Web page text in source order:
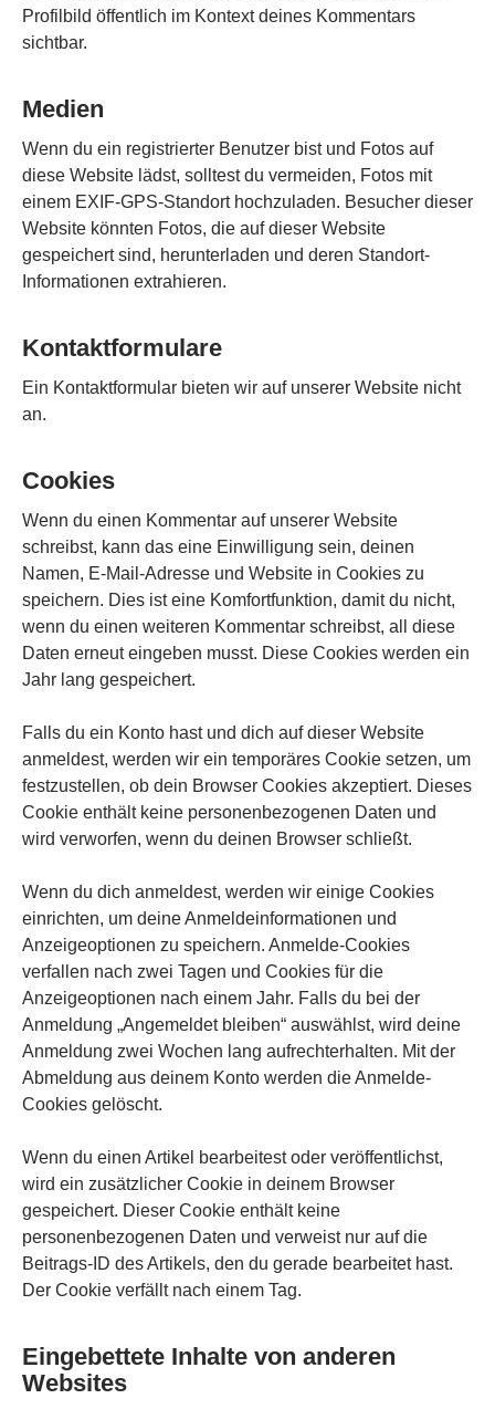
Profilbild öffentlich im Kontext deines Kommentars
sichtbar.
Medien
Wenn du ein registrierter Benutzer bist und Fotos auf
diese Website lädst, solltest du vermeiden, Fotos mit
einem EXIF-GPS-Standort hochzuladen. Besucher dieser
Website könnten Fotos, die auf dieser Website
gespeichert sind, herunterladen und deren Standort-
Informationen extrahieren.
Kontaktformulare
Ein Kontaktformular bieten wir auf unserer Website nicht
an.
Cookies
Wenn du einen Kommentar auf unserer Website
schreibst, kann das eine Einwilligung sein, deinen
Namen, E-Mail-Adresse und Website in Cookies zu
speichern. Dies ist eine Komfortfunktion, damit du nicht,
wenn du einen weiteren Kommentar schreibst, all diese
Daten erneut eingeben musst. Diese Cookies werden ein
Jahr lang gespeichert.
Falls du ein Konto hast und dich auf dieser Website
anmeldest, werden wir ein temporäres Cookie setzen, um
festzustellen, ob dein Browser Cookies akzeptiert. Dieses
Cookie enthält keine personenbezogenen Daten und
wird verworfen, wenn du deinen Browser schließt.
Wenn du dich anmeldest, werden wir einige Cookies
einrichten, um deine Anmeldeinformationen und
Anzeigeoptionen zu speichern. Anmelde-Cookies
verfallen nach zwei Tagen und Cookies für die
Anzeigeoptionen nach einem Jahr. Falls du bei der
Anmeldung „Angemeldet bleiben“ auswählst, wird deine
Anmeldung zwei Wochen lang aufrechterhalten. Mit der
Abmeldung aus deinem Konto werden die Anmelde-
Cookies gelöscht.
Wenn du einen Artikel bearbeitest oder veröffentlichst,
wird ein zusätzlicher Cookie in deinem Browser
gespeichert. Dieser Cookie enthält keine
personenbezogenen Daten und verweist nur auf die
Beitrags-ID des Artikels, den du gerade bearbeitet hast.
Der Cookie verfällt nach einem Tag.
Eingebettete Inhalte von anderen
Websites